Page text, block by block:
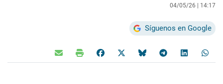
04/05/26 | 14:17
Síguenos en Google